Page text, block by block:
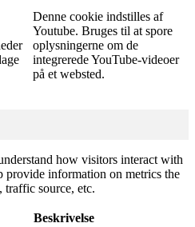
Denne cookie indstilles af
Youtube. Bruges til at spore
oplysningerne om de
integrerede YouTube-videoer
på et websted.
how visitors interact with
provide information on metrics the
traffic source, etc.
Beskrivelse